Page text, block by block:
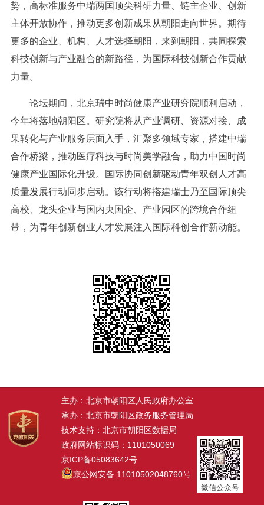
势，高标准服务中瑞两国顶尖科研力量、链主企业、创新
主体开放协作，推动更多创新成果从朝阳走向世界。期待
更多的企业、机构、人才选择朝阳，来到朝阳，共同探索
科技创新与产业融合的新路径，为国际科技创新合作贡献
力量。
论坛期间，北京瑞中时尚健康产业研究院顺利启动，
今年将落地朝阳区。研究院将从产业调研、资源对接、成
果转化与产业服务层面入手，汇聚多领域专家，搭建中瑞
合作桥梁，推动医疗科技与时尚美学融合，助力中国时尚
健康产业国际化升级。国际协同创新驱动青年双创人才高
质量发展行动同步启动。该行动将搭建瑞士乃至国际顶尖
高校、龙头企业与国内央国企、产业园区的跨境合作纽
带，为青年创新创业人才发展注入国际科创合作新动能。
主办：北京市朝阳区人民政府办公室
承办：北京市朝阳区政务服务管理局
技术支持：北京市朝阳区数据局
政府网站标识码：1101050069
京ICP备05083642号
京公网安备 11010502048760号
微信公众号